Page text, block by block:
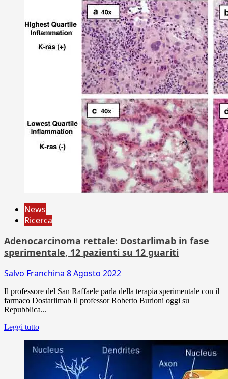
News
Ricerca
Adenocarcinoma rettale: Dostarlimab in fase
sperimentale, 12 pazienti su 12 guariti
Salvo Franchina 8 Agosto 2022
Il professore del San Raffaele parla della terapia sperimentale con il
farmaco Dostarlimab Il professor Roberto Burioni oggi su
Repubblica...
Leggi tutto